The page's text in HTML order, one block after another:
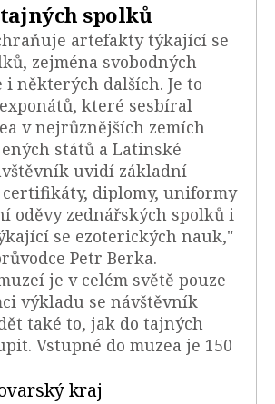
spolků
artefakty týkající se
zejména svobodných
i některých dalších. Je to
které sesbíral
v nejrůznějších zemích
států a Latinské
uvidí základní
certifikáty, diplomy, uniformy
oděvy zednářských spolků i
se ezoterických nauk,"
Petr Berka.
je v celém světě pouze
výkladu se návštěvník
také to, jak do tajných
Vstupné do muzea je 150
kraj